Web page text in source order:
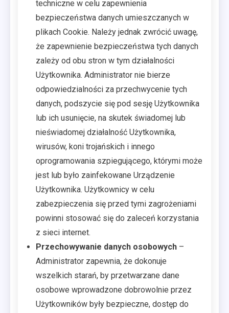
techniczne w celu zapewnienia
bezpieczeństwa danych umieszczanych w
plikach Cookie. Należy jednak zwrócić uwagę,
że zapewnienie bezpieczeństwa tych danych
zależy od obu stron w tym działalności
Użytkownika. Administrator nie bierze
odpowiedzialności za przechwycenie tych
danych, podszycie się pod sesję Użytkownika
lub ich usunięcie, na skutek świadomej lub
nieświadomej działalność Użytkownika,
wirusów, koni trojańskich i innego
oprogramowania szpiegującego, którymi może
jest lub było zainfekowane Urządzenie
Użytkownika. Użytkownicy w celu
zabezpieczenia się przed tymi zagrożeniami
powinni stosować się do zaleceń korzystania
z sieci internet.
Przechowywanie danych osobowych –
Administrator zapewnia, że dokonuje
wszelkich starań, by przetwarzane dane
osobowe wprowadzone dobrowolnie przez
Użytkowników były bezpieczne, dostęp do